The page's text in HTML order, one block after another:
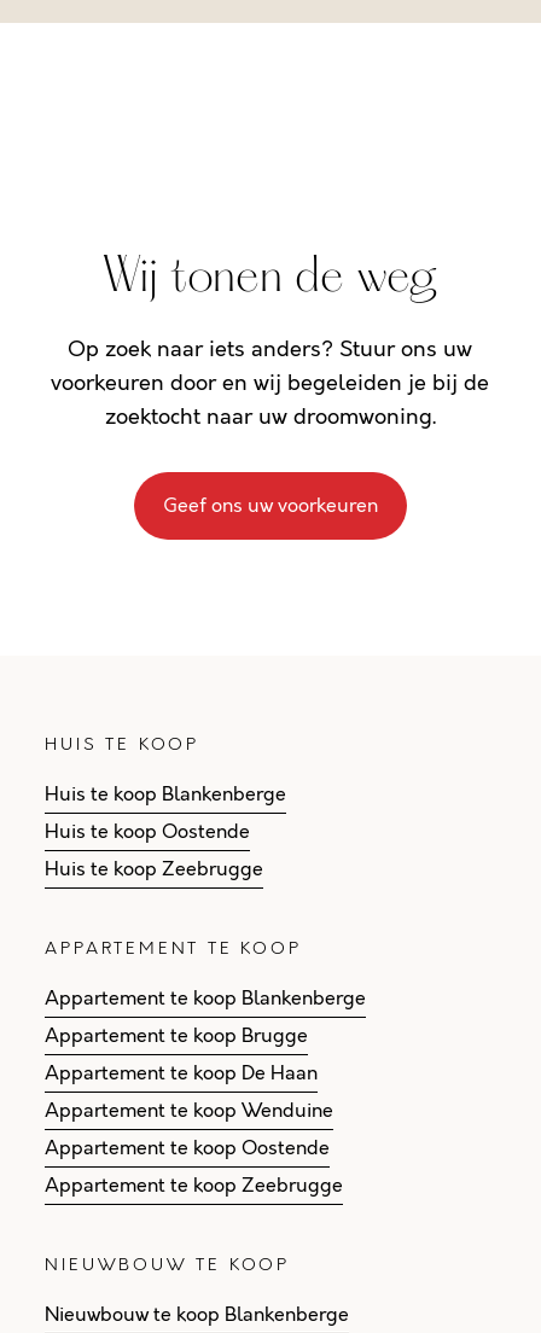
Wij tonen de weg
Op zoek naar iets anders? Stuur ons uw
voorkeuren door en wij begeleiden je bij de
zoektocht naar uw droomwoning.
Geef ons uw voorkeuren
HUIS TE KOOP
Huis te koop Blankenberge
Huis te koop Oostende
Huis te koop Zeebrugge
APPARTEMENT TE KOOP
Appartement te koop Blankenberge
Appartement te koop Brugge
Appartement te koop De Haan
Appartement te koop Wenduine
Appartement te koop Oostende
Appartement te koop Zeebrugge
NIEUWBOUW TE KOOP
Nieuwbouw te koop Blankenberge